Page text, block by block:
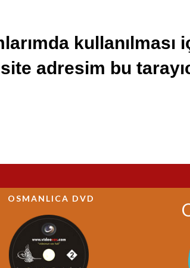
kullanılması
adresim bu
OSMANLICA DVD